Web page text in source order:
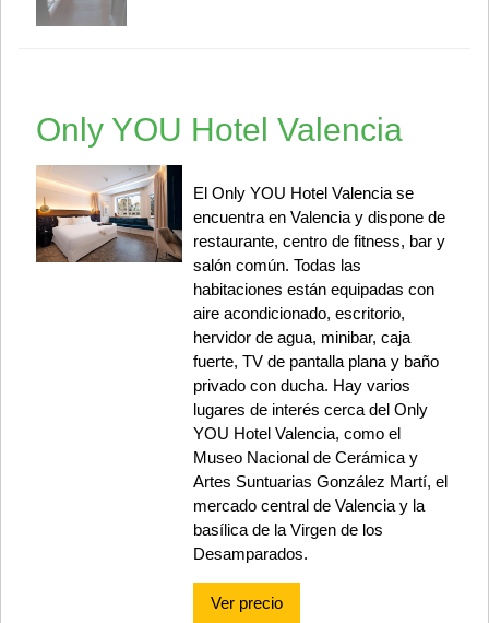
Only YOU Hotel Valencia
El Only YOU Hotel Valencia se
encuentra en Valencia y dispone de
restaurante, centro de fitness, bar y
salón común. Todas las
habitaciones están equipadas con
aire acondicionado, escritorio,
hervidor de agua, minibar, caja
fuerte, TV de pantalla plana y baño
privado con ducha. Hay varios
lugares de interés cerca del Only
YOU Hotel Valencia, como el
Museo Nacional de Cerámica y
Artes Suntuarias González Martí, el
mercado central de Valencia y la
basílica de la Virgen de los
Desamparados.
Ver precio